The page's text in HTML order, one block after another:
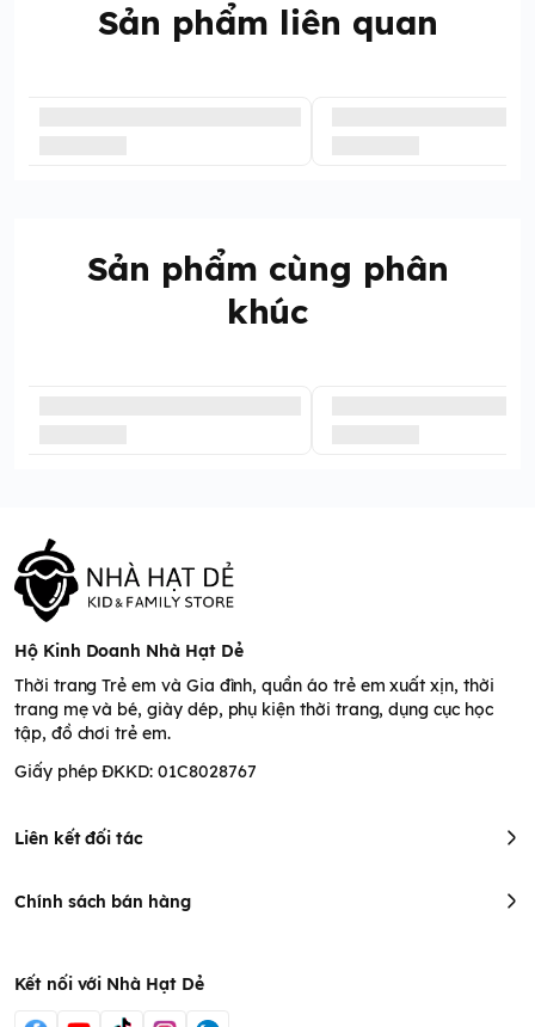
Sản phẩm liên quan
Sản phẩm cùng phân
khúc
Hộ Kinh Doanh Nhà Hạt Dẻ
Thời trang Trẻ em và Gia đình, quần áo trẻ em xuất xịn, thời
trang mẹ và bé, giày dép, phụ kiện thời trang, dụng cục học
tập, đồ chơi trẻ em.
Giấy phép ĐKKD: 01C8028767
Liên kết đối tác
Chính sách bán hàng
Kết nối với Nhà Hạt Dẻ